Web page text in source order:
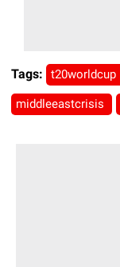
Tags: t20worldcup
middleeastcrisis